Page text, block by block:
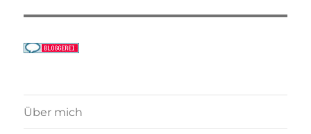
Über mich